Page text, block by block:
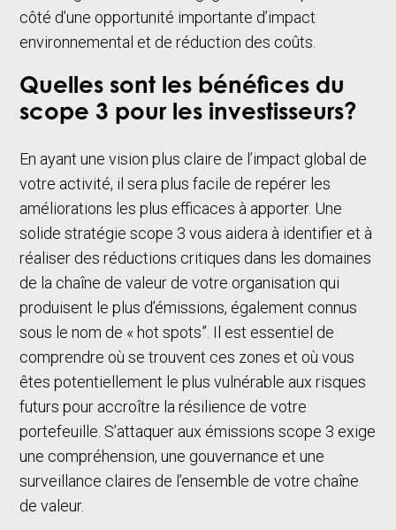
côté d’une opportunité importante d’impact
environnemental et de réduction des coûts.
Quelles sont les bénéfices du
scope 3 pour les investisseurs?
En ayant une vision plus claire de l’impact global de
votre activité, il sera plus facile de repérer les
améliorations les plus efficaces à apporter. Une
solide stratégie scope 3 vous aidera à identifier et à
réaliser des réductions critiques dans les domaines
de la chaîne de valeur de votre organisation qui
produisent le plus d’émissions, également connus
sous le nom de « hot spots”. Il est essentiel de
comprendre où se trouvent ces zones et où vous
êtes potentiellement le plus vulnérable aux risques
futurs pour accroître la résilience de votre
portefeuille. S’attaquer aux émissions scope 3 exige
une compréhension, une gouvernance et une
surveillance claires de l’ensemble de votre chaîne
de valeur.